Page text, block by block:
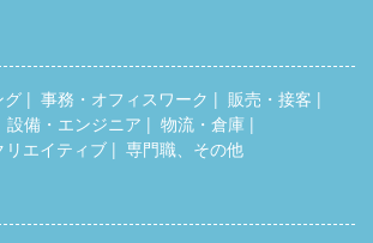
グ 事務・オフィスワーク
販売・接客
設備・エンジニア
物流・倉庫
リエイティブ 専門職、その他